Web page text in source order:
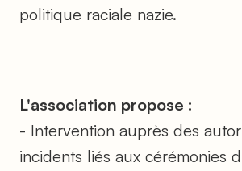
politique raciale nazie.
L'association propose :
- Intervention auprès des
incidents liés aux cérémonies